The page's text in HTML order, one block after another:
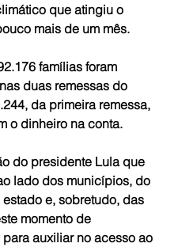
que atingiu o
mais de um mês.
famílias foram
duas remessas do
da primeira remessa,
o dinheiro na conta.
do presidente Lula que
lado dos municípios, do
e, sobretudo, das
momento de
auxiliar no acesso ao